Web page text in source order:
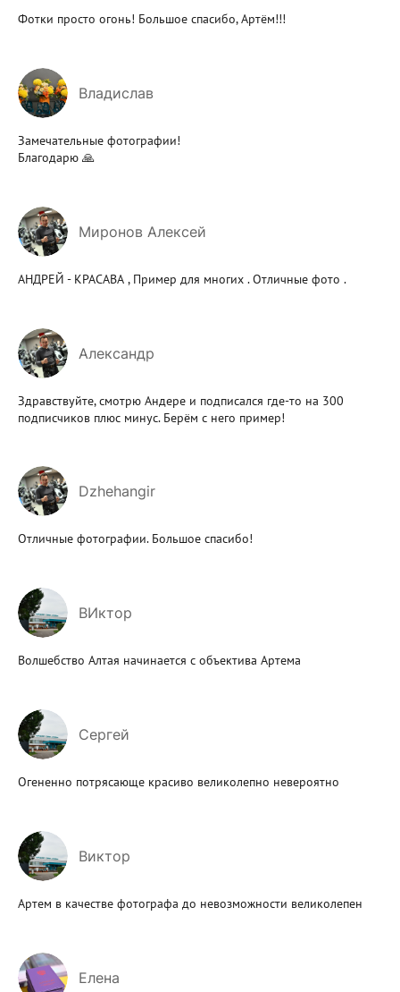
Фотки просто огонь! Большое спасибо, Артём!!!
Владислав
Замечательные фотографии!
Благодарю 🙏
Миронов Алексей
АНДРЕЙ - КРАСАВА , Пример для многих . Отличные фото .
Александр
Здравствуйте, смотрю Андере и подписался где-то на 300
подписчиков плюс минус. Берём с него пример!
Dzhehangir
Отличные фотографии. Большое спасибо!
ВИктор
Волшебство Алтая начинается с объектива Артема
Сергей
Огененно потрясающе красиво великолепно невероятно
Виктор
Артем в качестве фотографа до невозможности великолепен
Елена